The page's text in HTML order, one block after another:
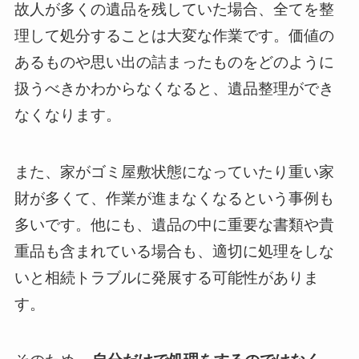
故人が多くの遺品を残していた場合、全てを整
理して処分することは大変な作業です。価値の
あるものや思い出の詰まったものをどのように
扱うべきかわからなくなると、遺品整理ができ
なくなります。
また、家がゴミ屋敷状態になっていたり重い家
財が多くて、作業が進まなくなるという事例も
多いです。他にも、遺品の中に重要な書類や貴
重品も含まれている場合も、適切に処理をしな
いと相続トラブルに発展する可能性がありま
す。